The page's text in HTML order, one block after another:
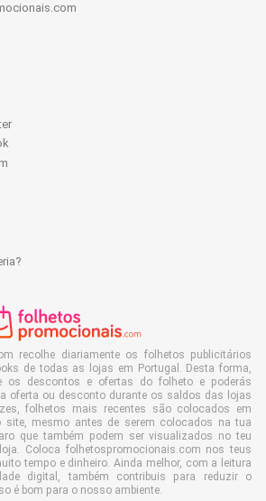
recolhe diariamente os folhetos publicitários
de todas as lojas em Portugal. Desta forma,
os descontos e ofertas do folheto e poderás
oferta ou desconto durante os saldos das lojas
folhetos mais recentes são colocados em
site, mesmo antes de serem colocados na tua
que também podem ser visualizados no teu
Coloca folhetospromocionais.com nos teus
tempo e dinheiro. Ainda melhor, com a leitura
digital, também contribuis para reduzir o
é bom para o nosso ambiente.